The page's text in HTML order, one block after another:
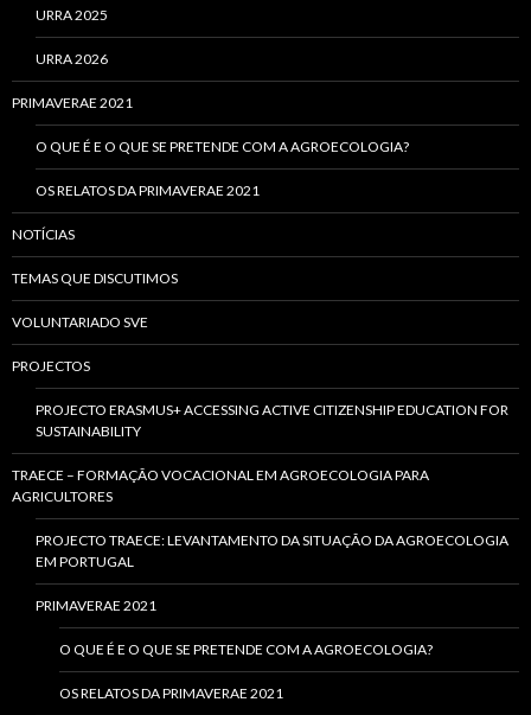
URRA 2025
URRA 2026
PRIMAVERAE 2021
O QUE É E O QUE SE PRETENDE COM A AGROECOLOGIA?
OS RELATOS DA PRIMAVERAE 2021
NOTÍCIAS
TEMAS QUE DISCUTIMOS
VOLUNTARIADO SVE
PROJECTOS
PROJECTO ERASMUS+ ACCESSING ACTIVE CITIZENSHIP EDUCATION FOR
SUSTAINABILITY
TRAECE – FORMAÇÃO VOCACIONAL EM AGROECOLOGIA PARA
AGRICULTORES
PROJECTO TRAECE: LEVANTAMENTO DA SITUAÇÃO DA AGROECOLOGIA
EM PORTUGAL
PRIMAVERAE 2021
O QUE É E O QUE SE PRETENDE COM A AGROECOLOGIA?
OS RELATOS DA PRIMAVERAE 2021